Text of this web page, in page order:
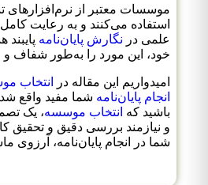
موسسات معتبر از
استفاده می‌کنند و به رعایت
علمی در نگارش پایان‌نامه پایبند
خود، این مورد را به‌طور شفاف و
امیدواریم این مقاله در
انتخاب
انجام پایان‌نامه شما مفید واقع
باشید که انتخاب موسسه، یک
و نیازمند بررسی دقیق و
شما در انجام پایان‌نامه، آرزوی